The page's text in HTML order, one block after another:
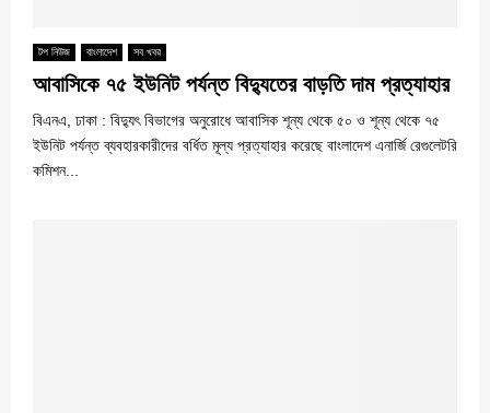
টপ নিউজ বাংলাদেশ সব খবর
আবাসিকে ৭৫ ইউনিট পর্যন্ত বিদ্যুতের বাড়তি দাম প্রত্যাহার
বিএনএ, ঢাকা : বিদ্যুৎ বিভাগের অনুরোধে আবাসিক শূন্য থেকে ৫০ ও শূন্য থেকে ৭৫
ইউনিট পর্যন্ত ব্যবহারকারীদের বর্ধিত মূল্য প্রত্যাহার করেছে বাংলাদেশ এনার্জি রেগুলেটরি
কমিশন...